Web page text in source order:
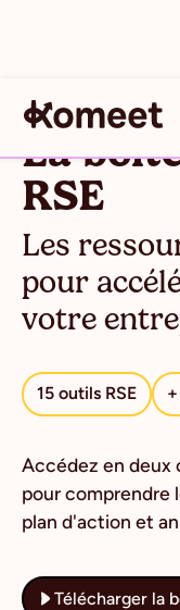
La
RSE
Les
pour
votre
15 outils RSE
Accédez en deux
pour comprendre
plan d'action et
Télécharger la